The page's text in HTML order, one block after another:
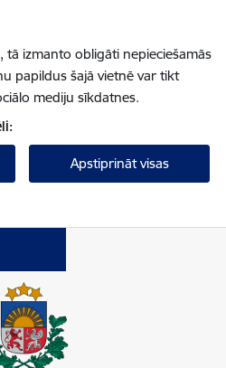
tā izmanto obligāti nepieciešamās
papildus šajā vietnē var tikt
mediju sīkdatnes.
Apstiprināt visas